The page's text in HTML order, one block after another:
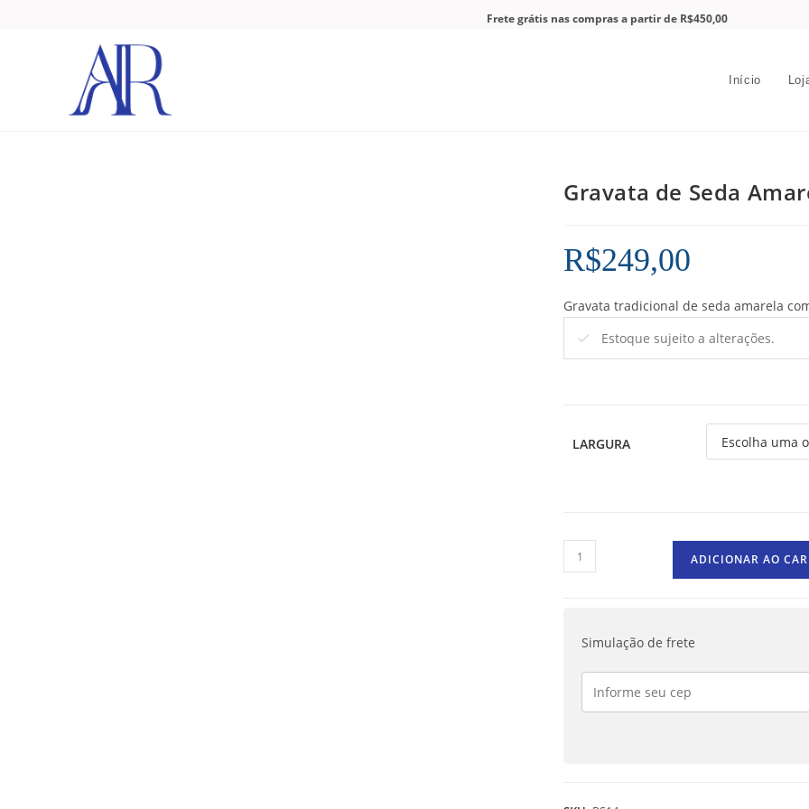
Frete grátis nas compras a partir de R$450,00
Início
Gravata de Seda
R$249,00
Gravata tradicional de seda amarela
Estoque sujeito a alterações.
LARGURA
ADICIONAR AO
Simulação de frete